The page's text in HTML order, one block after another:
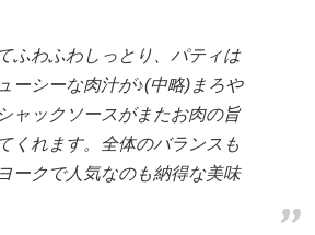
ふわふわしっとり、パティは
ーシーな肉汁が♪(中略)まろや
ャックソースがまたお肉の旨
くれます。全体のバランスも
ークで人気なのも納得な美味